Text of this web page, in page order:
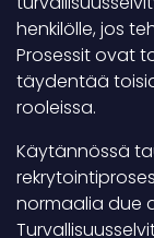
henkilölle, jos
Prosessit ovat
täydentää
rooleissa.
Käytännössä
normaalia due